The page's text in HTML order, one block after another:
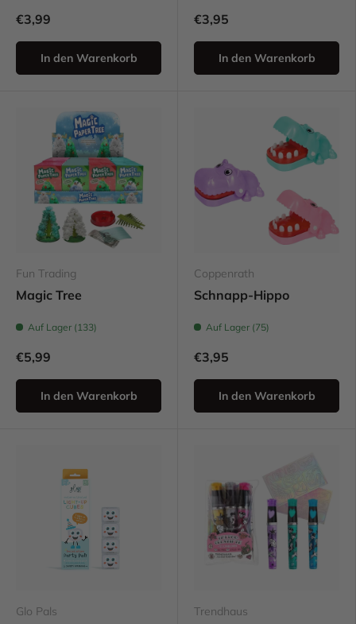
€3,99
In den Warenkorb
€3,95
In den Warenkorb
Fun Trading
Magic Tree
Auf Lager (133)
€5,99
In den Warenkorb
Coppenrath
Schnapp-Hippo
Auf Lager (75)
€3,95
In den Warenkorb
Glo Pals Trendhaus